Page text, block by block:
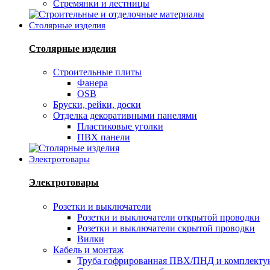
Стремянки и лестницы
Столярные изделия
Столярные изделия
Строительные плиты
Фанера
OSB
Бруски, рейки, доски
Отделка декоративными панелями
Пластиковые уголки
ПВХ панели
Электротовары
Электротовары
Розетки и выключатели
Розетки и выключатели открытой проводки
Розетки и выключатели скрытой проводки
Вилки
Кабель и монтаж
Труба гофрированная ПВХ/ПНД и